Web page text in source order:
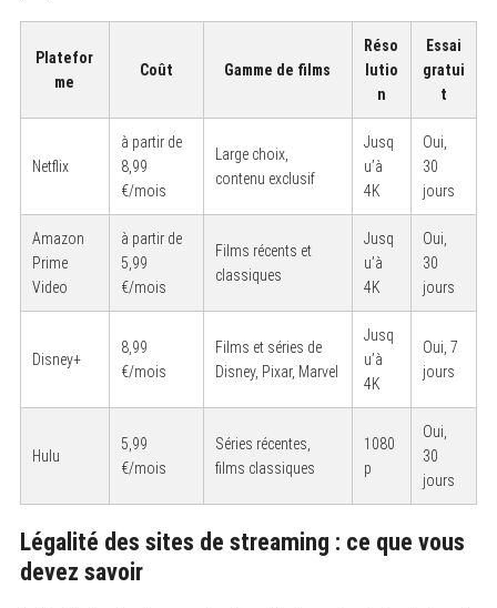
Platefor
me
Coût Gamme de films
Réso
lutio
n
Essai
gratui
t
Netflix
à partir de
8,99
€/mois
Large choix,
contenu exclusif
Jusq
u’à
4K
Oui,
30
jours
Amazon
Prime
Video
à partir de
5,99
€/mois
Films récents et
classiques
Jusq
u’à
4K
Oui,
30
jours
Disney+
8,99
€/mois
Films et séries de
Disney, Pixar, Marvel
Jusq
u’à
4K
Oui, 7
jours
Hulu
5,99
€/mois
Séries récentes,
films classiques
1080
p
Oui,
30
jours
Légalité des sites de streaming : ce que vous
devez savoir